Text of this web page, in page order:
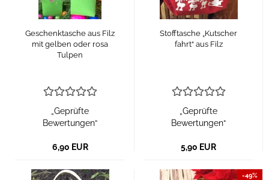
Geschenktasche aus Filz
mit gelben oder rosa
Tulpen
„Geprüfte
Bewertungen“
6,90 EUR
Stofftasche „Kutscher
fahrt“ aus Filz
„Geprüfte
Bewertungen“
5,90 EUR
-49%